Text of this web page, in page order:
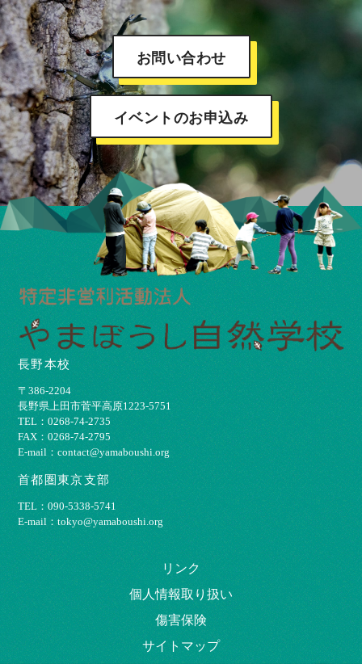
お問い合わせ
イベントのお申込み
長野本校
〒386-2204
⻑野県上⽥市菅平⾼原1223-5751
TEL：0268-74-2735
FAX：0268-74-2795
E-mail：contact@yamaboushi.org
首都圏東京支部
TEL：090-5338-5741
E-mail：tokyo@yamaboushi.org
リンク
個⼈情報取り扱い
傷害保険
サイトマップ